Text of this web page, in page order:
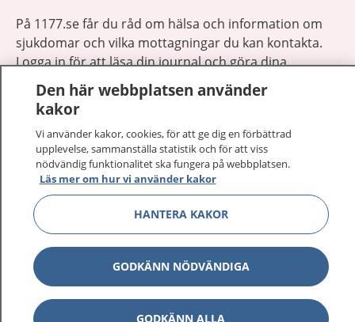
På 1177.se får du råd om hälsa och information om
sjukdomar och vilka mottagningar du kan kontakta.
Logga in för att läsa din journal och göra dina
vårdärenden. Ring telefonnummer 1177 för
sjukvårdsrådgivning dygnet runt.
1177 ger dig råd när du vill må bättre.
1177 på flera språk Show
Om 1177 Show
Kontakt Show
Den här webbplatsen använder
kakor
Vi använder kakor, cookies, för att ge dig en förbättrad
upplevelse, sammanställa statistik och för att viss
nödvändig funktionalitet ska fungera på webbplatsen.
Läs mer om hur vi använder kakor
HANTERA KAKOR
GODKÄNN NÖDVÄNDIGA
GODKÄNN ALLA